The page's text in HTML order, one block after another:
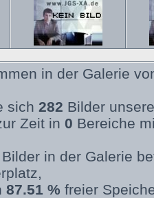
in der Galerie
sich 282 Bilder
Zeit in 0 Bereiche
in der Galerie
87.51 % freier